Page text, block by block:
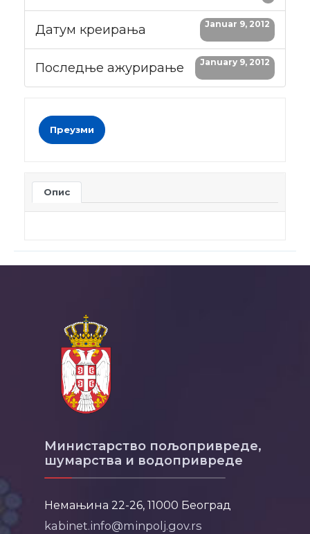
Датум креирања Januar 9, 2012
Последње ажурирање January 9, 2012
Преузми
Опис
Министарство пољопривреде,
шумарства и водопривреде
Немањина 22-26, 11000 Београд
kabinet.info@minpolj.gov.rs